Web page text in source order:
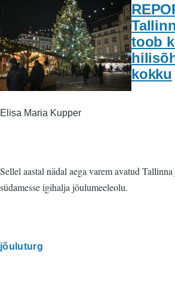
toob
kokku
Elisa Maria Kupper
Sellel aastal nädal aega varem avatud
südamesse igihalja jõulumeeleolu.
jõuluturg